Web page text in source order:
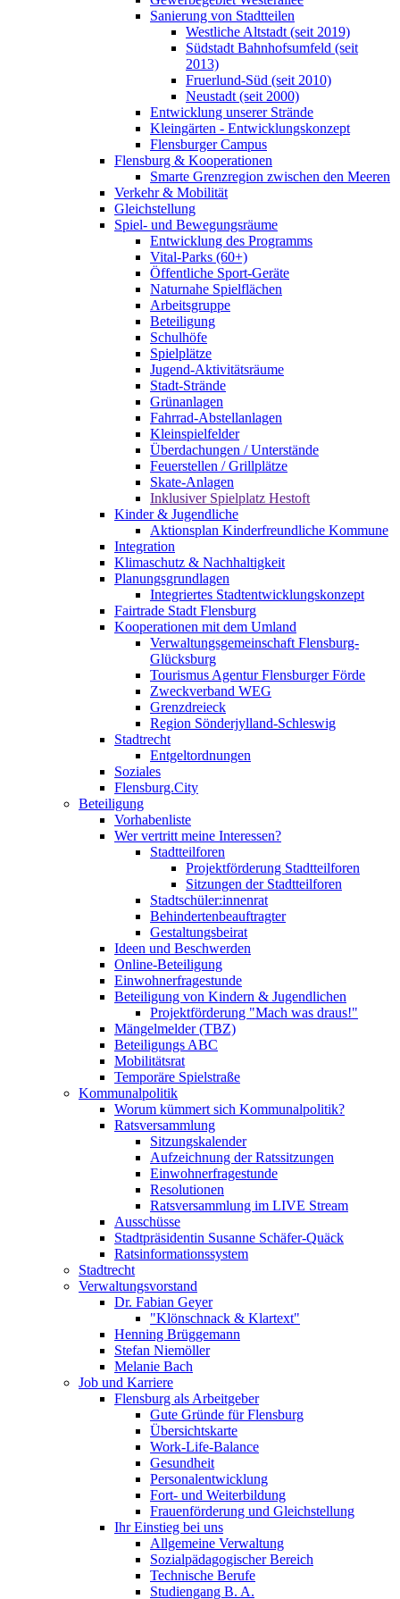
Sanierung von Stadtteilen
Westliche Altstadt (seit 2019)
Südstadt Bahnhofsumfeld (seit
2013)
Fruerlund-Süd (seit 2010)
Neustadt (seit 2000)
Entwicklung unserer Strände
Kleingärten - Entwicklungskonzept
Flensburger Campus
Flensburg & Kooperationen
Smarte Grenzregion zwischen den Meeren
Verkehr & Mobilität
Gleichstellung
Spiel- und Bewegungsräume
Entwicklung des Programms
Vital-Parks (60+)
Öffentliche Sport-Geräte
Naturnahe Spielflächen
Arbeitsgruppe
Beteiligung
Schulhöfe
Spielplätze
Jugend-Aktivitätsräume
Stadt-Strände
Grünanlagen
Fahrrad-Abstellanlagen
Kleinspielfelder
Überdachungen / Unterstände
Feuerstellen / Grillplätze
Skate-Anlagen
Inklusiver Spielplatz Hestoft
Kinder & Jugendliche
Aktionsplan Kinderfreundliche Kommune
Integration
Klimaschutz & Nachhaltigkeit
Planungsgrundlagen
Integriertes Stadtentwicklungskonzept
Fairtrade Stadt Flensburg
Kooperationen mit dem Umland
Verwaltungsgemeinschaft Flensburg-
Glücksburg
Tourismus Agentur Flensburger Förde
Zweckverband WEG
Grenzdreieck
Region Sönderjylland-Schleswig
Stadtrecht
Entgeltordnungen
Soziales
Flensburg.City
Beteiligung
Vorhabenliste
Wer vertritt meine Interessen?
Stadtteilforen
Projektförderung Stadtteilforen
Sitzungen der Stadtteilforen
Stadtschüler:innenrat
Behindertenbeauftragter
Gestaltungsbeirat
Ideen und Beschwerden
Online-Beteiligung
Einwohnerfragestunde
Beteiligung von Kindern & Jugendlichen
Projektförderung "Mach was draus!"
Mängelmelder (TBZ)
Beteiligungs ABC
Mobilitätsrat
Temporäre Spielstraße
Kommunalpolitik
Worum kümmert sich Kommunalpolitik?
Ratsversammlung
Sitzungskalender
Aufzeichnung der Ratssitzungen
Einwohnerfragestunde
Resolutionen
Ratsversammlung im LIVE Stream
Ausschüsse
Stadtpräsidentin Susanne Schäfer-Quäck
Ratsinformationssystem
Stadtrecht
Verwaltungsvorstand
Dr. Fabian Geyer
"Klönschnack & Klartext"
Henning Brüggemann
Stefan Niemöller
Melanie Bach
Job und Karriere
Flensburg als Arbeitgeber
Gute Gründe für Flensburg
Übersichtskarte
Work-Life-Balance
Gesundheit
Personalentwicklung
Fort- und Weiterbildung
Frauenförderung und Gleichstellung
Ihr Einstieg bei uns
Allgemeine Verwaltung
Sozialpädagogischer Bereich
Technische Berufe
Studiengang B. A.